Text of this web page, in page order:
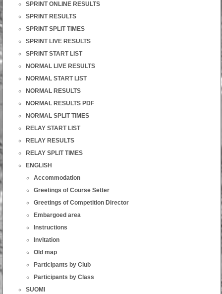
SPRINT ONLINE RESULTS
SPRINT RESULTS
SPRINT SPLIT TIMES
SPRINT LIVE RESULTS
SPRINT START LIST
NORMAL LIVE RESULTS
NORMAL START LIST
NORMAL RESULTS
NORMAL RESULTS PDF
NORMAL SPLIT TIMES
RELAY START LIST
RELAY RESULTS
RELAY SPLIT TIMES
ENGLISH
Accommodation
Greetings of Course Setter
Greetings of Competition Director
Embargoed area
Instructions
Invitation
Old map
Participants by Club
Participants by Class
SUOMI